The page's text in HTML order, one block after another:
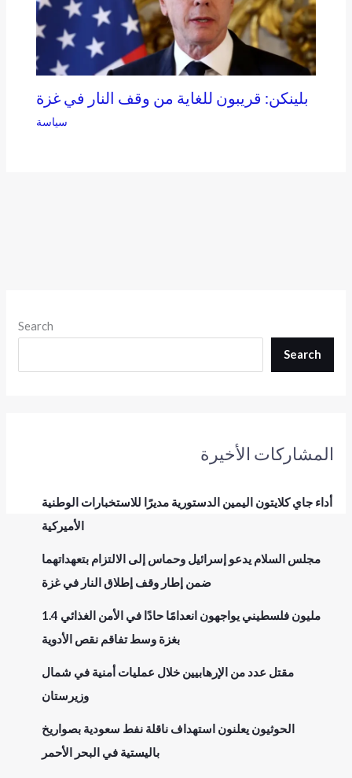
Search
Search
المشاركات الأخيرة
أداء جاي كلايتون اليمين الدستورية مديرًا للاستخبارات الوطنية
الأميركية
مجلس السلام يدعو إسرائيل وحماس إلى الالتزام بتعهداتهما
ضمن إطار وقف إطلاق النار في غزة
1.4 مليون فلسطيني يواجهون انعدامًا حادًا في الأمن الغذائي
بغزة وسط تفاقم نقص الأدوية
مقتل عدد من الإرهابيين خلال عمليات أمنية في شمال
وزيرستان
الحوثيون يعلنون استهداف ناقلة نفط سعودية بصواريخ
باليستية في البحر الأحمر
بلينكن: قريبون للغاية من وقف النار في غزة
سياسة